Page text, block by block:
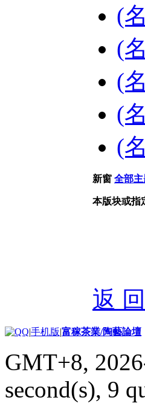
(
(
(
(
(
新窗 全部主
本版块或指
返 回
|手机版|富稼茶業/陶藝論壇
GMT+8,
second(s), 9